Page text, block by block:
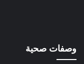
وصفات صحية